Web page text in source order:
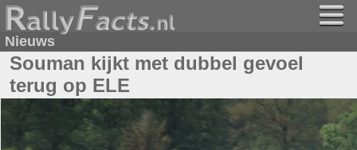
Nieuws
Souman kijkt met dubbel gevoel
terug op ELE